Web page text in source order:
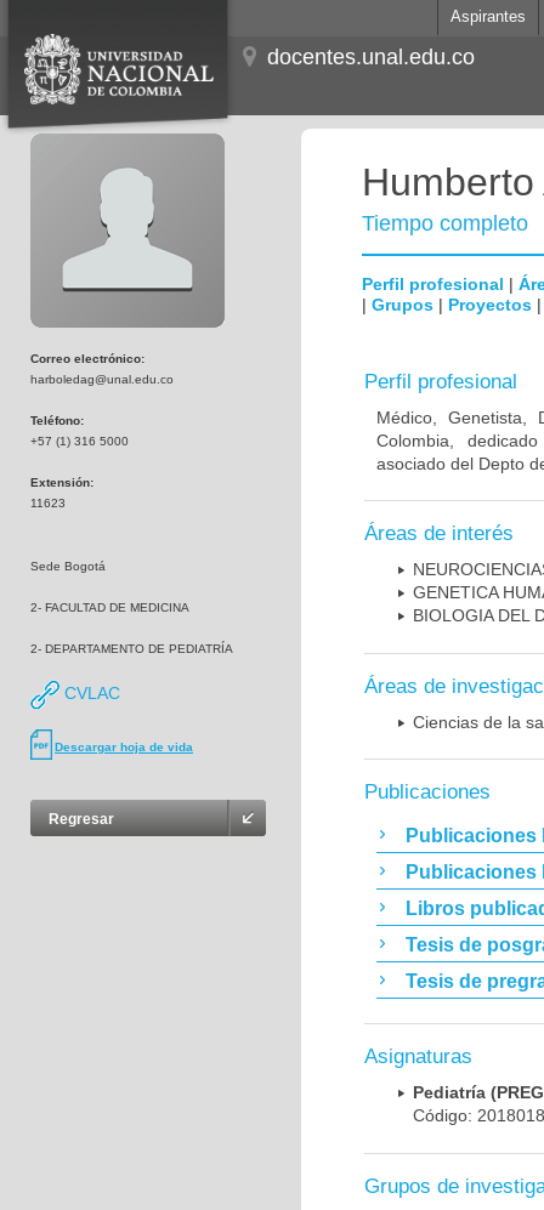
Aspirantes
docentes.unal.edu.co
Correo electrónico:
harboledag@unal.edu.co
Teléfono:
+57 (1) 316 5000
Extensión:
11623
Sede Bogotá
2- FACULTAD DE MEDICINA
2- DEPARTAMENTO DE PEDIATRÍA
CVLAC
Descargar hoja de vida
Regresar
Tiempo completo
Perfil profesional |
| Grupos | Proyectos
Perfil profesional
Médico, Genetista,
Colombia,
asociado del Depto
Áreas de interés
GENETICA
BIOLOGIA DEL
Áreas de
Ciencias de la
Publicaciones
Publicaciones
Publicaciones
Libros
Tesis de
Tesis de
Asignaturas
Pediatría
Código:
Grupos de